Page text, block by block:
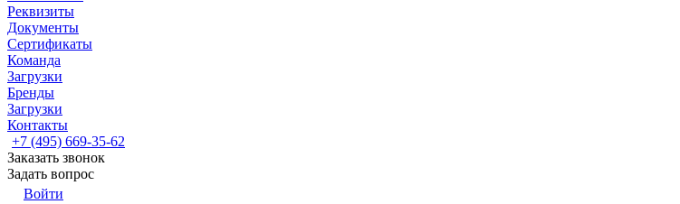
Реквизиты
Документы
Сертификаты
Команда
Загрузки
Бренды
Загрузки
Контакты
+7 (495) 669-35-62
Заказать звонок
Задать вопрос
Войти